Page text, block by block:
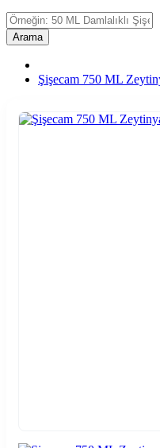
Arama
Şişecam 750 ML